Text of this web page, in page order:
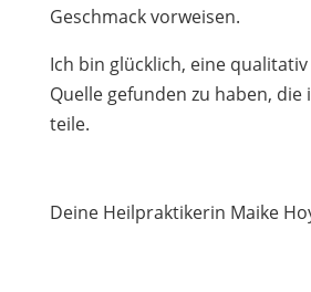
Geschmack vorweisen.
Ich bin glücklich, eine
Quelle gefunden zu haben,
teile.
Deine Heilpraktikerin Maike